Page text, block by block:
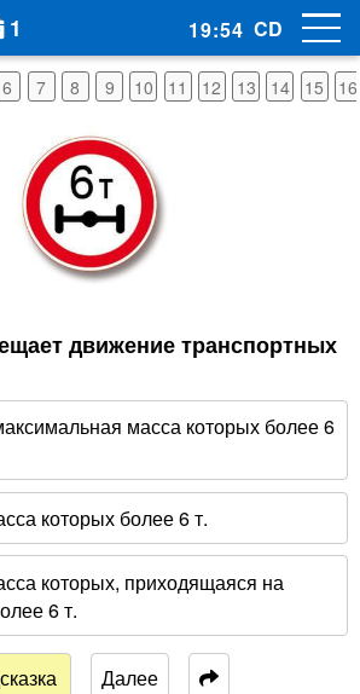
6 7 8 9 10 11 12 13 14 15 16
движение транспортных
масса которых более 6
которых более 6 т.
которых, приходящаяся на
6 т.
Далее
1 19:53 CD